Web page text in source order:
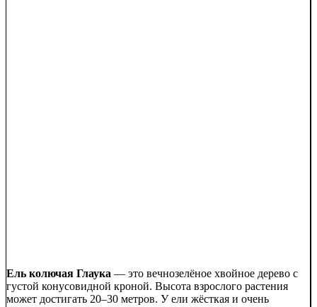
Ель колючая Глаука — это вечнозелёное хвойное дерево с
густой конусовидной кроной. Высота взрослого растения
может достигать 20–30 метров. У ели жёсткая и очень